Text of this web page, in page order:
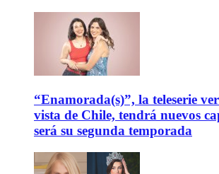
“Enamorada(s)”, la teleserie
vista de Chile, tendrá nuevos
será su segunda temporada